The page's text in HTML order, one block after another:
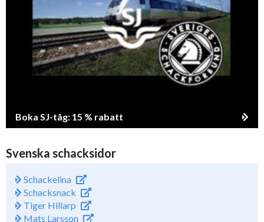
Boka SJ-tåg: 15 % rabatt
Svenska schacksidor
Schackelina
Schacksnack
Tiger Hillarp
Mats Larsson